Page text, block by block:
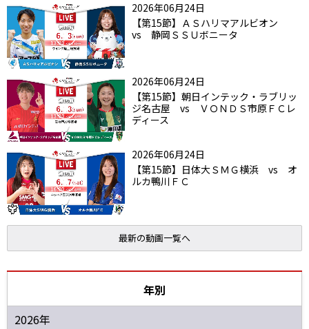
2026年06月24日
【第15節】ＡＳハリマアルビオン
vs 静岡ＳＳＵボニータ
2026年06月24日
【第15節】朝日インテック・ラブリッ
ジ名古屋 vs ＶＯＮＤＳ市原ＦＣレ
ディース
2026年06月24日
【第15節】日体大ＳＭＧ横浜 vs オ
ルカ鴨川ＦＣ
最新の動画一覧へ
年別
2026年